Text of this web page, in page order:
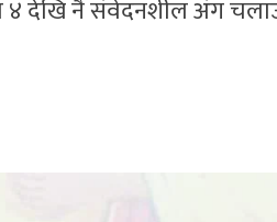
४ देखि नै संवेदनशील अंग